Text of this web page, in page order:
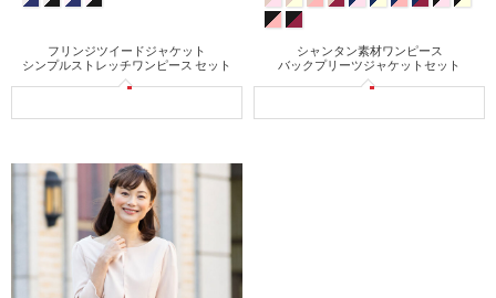
フリンジツイードジャケット
シンプルストレッチワンピース セット
シャンタン素材ワンピース
バックプリーツジャケットセット